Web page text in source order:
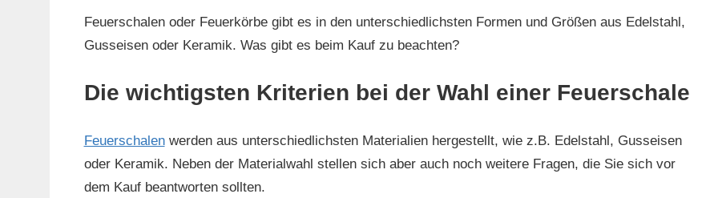
Feuerschalen oder Feuerkörbe gibt es in den unterschiedlichsten Formen und Größen aus Edelstahl,
Gusseisen oder Keramik. Was gibt es beim Kauf zu beachten?
Die wichtigsten Kriterien bei der Wahl einer Feuerschale
Feuerschalenwerden aus unterschiedlichsten Materialien hergestellt, wie z.B. Edelstahl, Gusseisen
oder Keramik. Neben der Materialwahl stellen sich aber auch noch weitere Fragen, die Sie sich vor
dem Kauf beantworten sollten.